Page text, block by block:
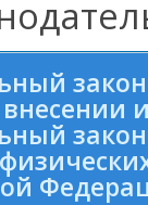
закон